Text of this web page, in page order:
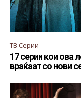
ТВ Серии
17 серии кои ова
враќаат со нови